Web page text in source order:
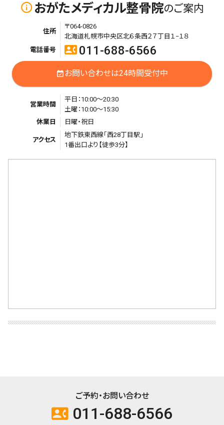
info_outlineおがたメディカル整骨院のご案内
住所
〒064-0826
北海道札幌市中央区北６条西２７丁目１−１８
電話番号
contact_phone 011-688-6566
event_availableお問い合わせは24時間受付中
営業時間
平日：10:00〜20:30
土曜：10:00〜15:30
休業日
日曜・祝日
アクセス
地下鉄東西線「西28丁目駅」
1番出口より【徒歩3分】
ご予約・お問い合わせ
contact_phone 011-688-6566